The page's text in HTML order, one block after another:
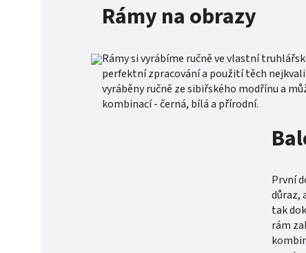
Rámy na obrazy
Rámy si vyrábíme ručně ve vlastní
perfektní zpracování a použití těch
vyráběny ručně ze sibiřského modřínu a
kombinací - černá, bílá a přírodní.
První
důraz,
tak
rám